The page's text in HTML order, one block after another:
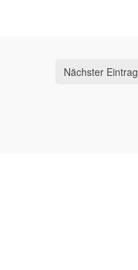
Nächster Eintrag